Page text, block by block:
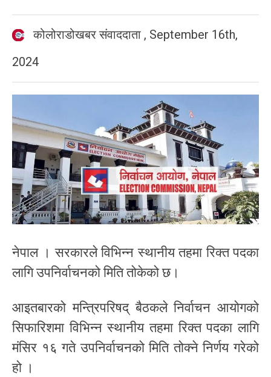
कोलोराडोखबर संवाददाता , September 16th,
2024
नेपाल । सरकारले विभिन्न स्थानीय तहमा रिक्त पदका
लागि उपनिर्वाचनको मिति तोकेको छ।
आइतबारको मन्त्रिपरिषद् बैठकले निर्वाचन आयोगको
सिफारिशमा विभिन्न स्थानीय तहमा रिक्त पदका लागि
मंसिर १६ गते उपनिर्वाचनको मिति तोक्ने निर्णय गरेको
हो ।